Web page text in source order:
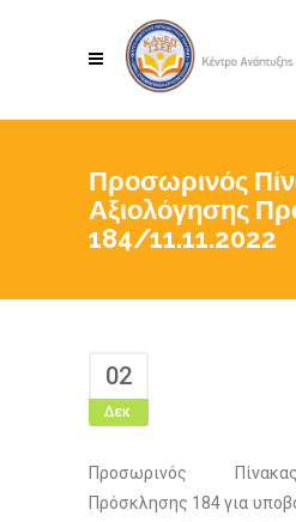
Προσωρινός
Αξιολόγησης
184/11.11.2022
02
Δεκ
Προσωρινός
Πρόσκλησης 184 για